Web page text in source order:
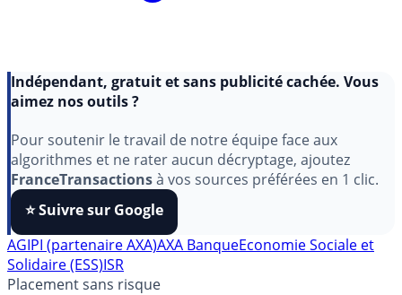
Indépendant, gratuit et sans publicité cachée. Vous
aimez nos outils ?
Pour soutenir le travail de notre équipe face aux
algorithmes et ne rater aucun décryptage, ajoutez
FranceTransactionsà vos sources préférées en 1 clic.
⭐️ Suivre sur Google
AGIPI (partenaire AXA)AXA BanqueEconomie Sociale et
Solidaire (ESS)ISR
Placement sans risque